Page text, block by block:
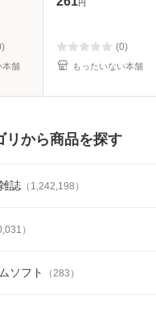
便送
本舗
円
(0)
もったいない本舗
リから商品を探す
誌 （ 1,242,198 ）
）
ソフト （283 ）